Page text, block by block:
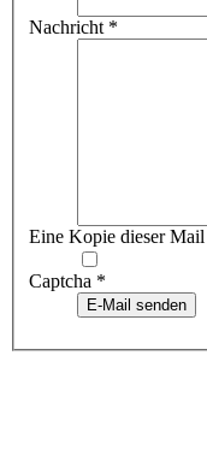
Nachricht *
Eine Kopie dieser Mail
Captcha *
E-Mail senden